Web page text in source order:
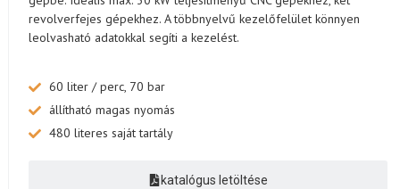
revolverfejes gépekhez. A többnyelvű kezelőfelület könnyen
leolvasható adatokkal segíti a kezelést.
60 liter / perc, 70 bar
állítható magas nyomás
480 literes saját tartály
katalógus letöltése